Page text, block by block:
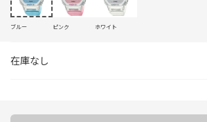
在庫なし
ブルー ピンク ホワイト